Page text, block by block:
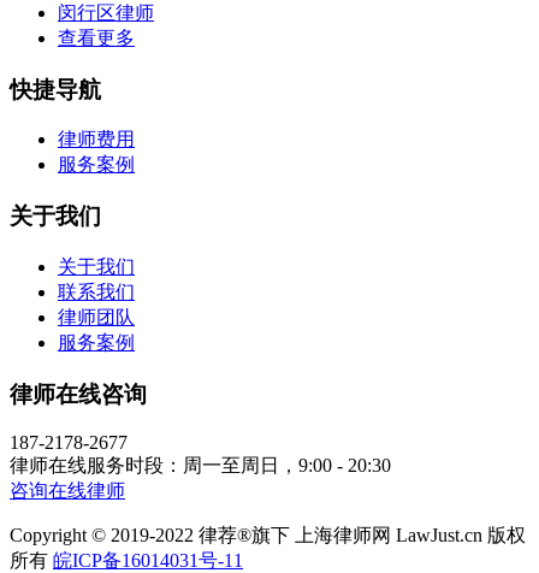
闵行区律师
查看更多
快捷导航
律师费用
服务案例
关于我们
关于我们
联系我们
律师团队
服务案例
律师在线咨询
187-2178-2677
律师在线服务时段：周一至周日，9:00 - 20:30
咨询在线律师
Copyright © 2019-2022 律荐®旗下 上海律师网 LawJust.cn 版权
所有 皖ICP备16014031号-11